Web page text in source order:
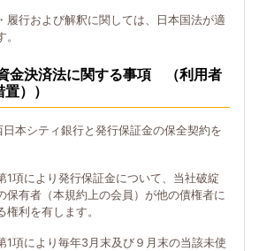
履行および解釈に関しては、日本国法が適
金決済法に関する事項 （利用者
））
本シティ銀行と発行保証金の保全契約を
1項により発行保証金について、当社破綻
保有者（本規約上の会員）が他の債権者に
利を有します。
1項により毎年3月末及び９月末の当該未使